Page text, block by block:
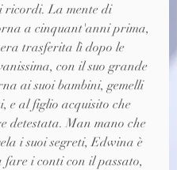
ricordi. La mente di
a cinquant'anni prima,
trasferita lì dopo le
con il suo grande
ai suoi bambini, gemelli
e al figlio acquisito che
detestata. Man mano che
i suoi segreti, Edwina è
fare i conti con il passato,